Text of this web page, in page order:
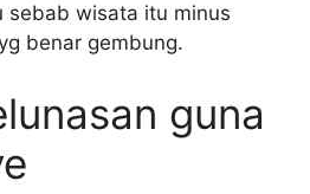
sebab wisata itu minus
benar gembung.
guna